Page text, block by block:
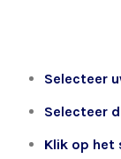
Selecteer
Selecteer
Klik op het